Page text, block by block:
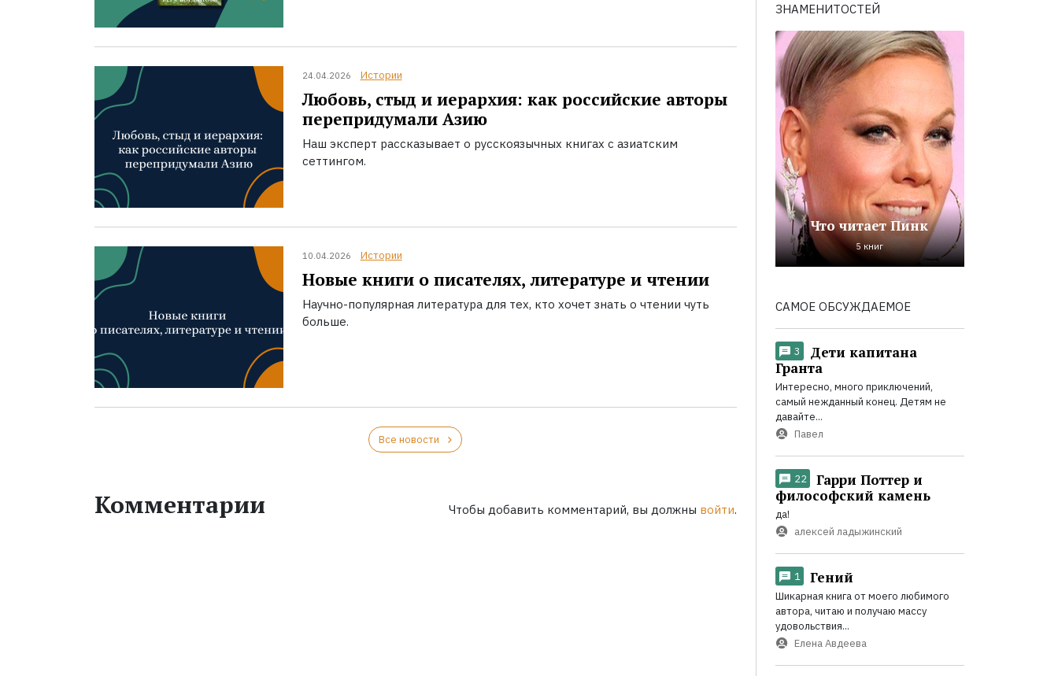
24.04.2026 Истории
Любовь, стыд и иерархия: как российские авторы
перепридумали Азию
Наш эксперт рассказывает о русскоязычных книгах с азиатским
сеттингом.
10.04.2026 Истории
Новые книги о писателях, литературе и чтении
Научно-популярная литература для тех, кто хочет знать о чтении чуть
больше.
Все новости
Комментарии Чтобы добавить комментарий, вы должны войти.
ЗНАМЕНИТОСТЕЙ
Что читает Пинк
5 книг
САМОЕ ОБСУЖДАЕМОЕ
3
Дети капитана
Гранта
Интересно, много приключений,
самый нежданный конец. Детям не
давайте...
Павел
22
Гарри Поттер и
философский камень
да!
алексей ладыжинский
1 Гений
Шикарная книга от моего любимого
автора, читаю и получаю массу
удовольствия...
Елена Авдеева